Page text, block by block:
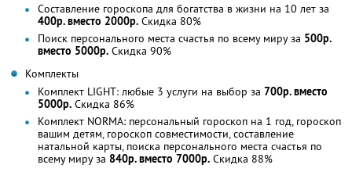
Составление гороскопа для богатства в жизни на 10 лет за
400р. вместо 2000р. Скидка 80%
Поиск персонального места счастья по всему миру за 500р.
вместо 5000р. Скидка 90%
Комплекты
Комплект LIGHT: любые 3 услуги на выбор за 700р. вместо
5000р. Скидка 86%
Комплект NORMA: персональный гороскоп на 1 год, гороскоп
вашим детям, гороскоп совместимости, составление
натальной карты, поиска персонального места счастья по
всему миру за 840р. вместо 7000р. Скидка 88%